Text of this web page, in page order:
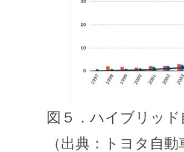
図５．ハイブリッ
（出典：トヨタ自